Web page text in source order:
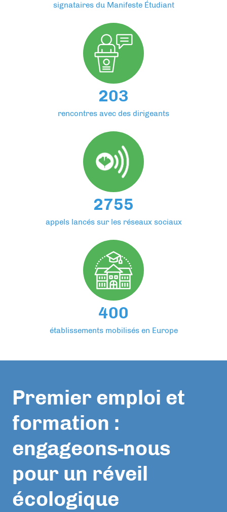
signataires du Manifeste Étudiant
203
rencontres avec des dirigeants
2755
appels lancés sur les réseaux sociaux
400
établissements mobilisés en Europe
Premier emploi et
formation :
engageons-nous
pour un réveil
écologique